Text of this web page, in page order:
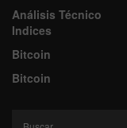
Análisis Técnico
Indices
Bitcoin
Bitcoin